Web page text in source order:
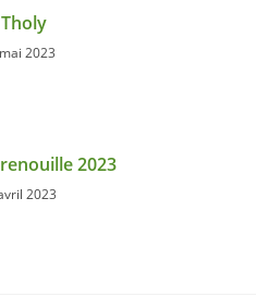
2023
2023
2023